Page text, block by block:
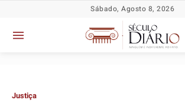
Sábado, Agosto 8, 2026
Justiça